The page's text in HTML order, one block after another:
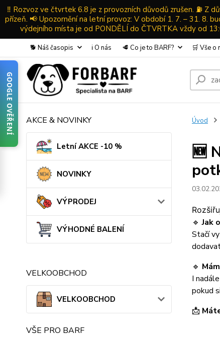
‼️ Rozvoz ve čtvrtek 6.8 je z provozních důvodů zrušen. ⛽ Z
přízeň. 📢 Upozornění na letní provoz: V období 1. 7. – 31. 8.
výdejního místa je od PONDĚLÍ do ČTVRTKA vždy od
🐕 Náš časopis ℹ️ O nás 🥩 Co je to BARF? 🛒 Vše o
AKCE & NOVINKY
Letní AKCE -10 %
NOVINKY
VÝPRODEJ
VÝHODNÉ BALENÍ
VELKOOBCHOD
VELKOOBCHOD
VŠE PRO BARF
Úvod
🆕
🔹Jak
Stačí
🔹
I
pokud
📩
GOOGLE OVĚŘENÍ